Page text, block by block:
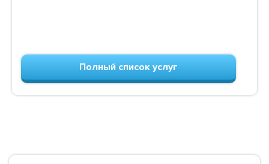
Полный список услуг